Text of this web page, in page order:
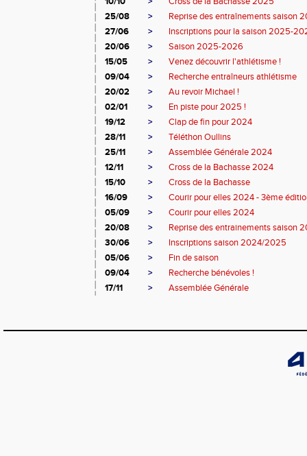
25/08
>
Reprise des entraînements saison
27/06
>
Inscriptions pour la saison 2025-
20/06
>
Saison 2025-2026
15/05
>
Venez découvrir l'athlétisme !
09/04
>
Recherche entraîneurs athlétisme
20/02
>
Au revoir Michael !
02/01
>
En piste pour 2025 !
19/12
>
Clap de fin pour 2024
28/11
>
Téléthon Oullins
25/11
>
Assemblée Générale 2024
12/11
>
Cross de la Bachasse 2024
15/10
>
Cross de la Bachasse
16/09
>
Courir pour elles 2024 - 3ème
05/09
>
Courir pour elles 2024
20/08
>
Reprise des entrainements saison
30/06
>
Inscriptions saison 2024/2025
05/06
>
Fin de saison
09/04
>
Recherche bénévoles !
17/11
> Assemblée Générale